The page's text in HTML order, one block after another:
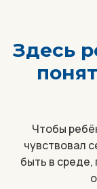
Здесь
Чтобы
чувствовал
быть в